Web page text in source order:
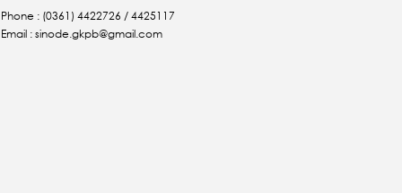
Phone : (0361) 4422726 / 4425117
Email : sinode.gkpb@gmail.com